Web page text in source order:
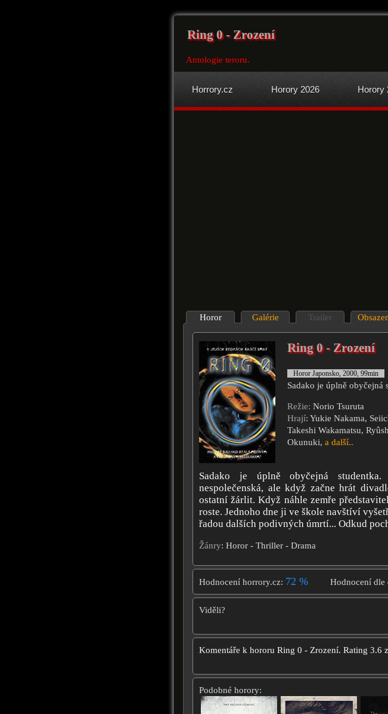
Ring 0 - Zrození
Antologie teroru.
Horrory.cz Horory 2026 Horory
Horor Galérie Trailer
Ring 0 - Zrození
Horor Japonsko, 2000, 99min
Sadako je úplně obyčejná
Režie: Norio Tsuruta
Hrají: Yukie Nakama,
Takeshi Wakamatsu,
Okunuki, a další..
Sadako je úplně obyčejná
nespolečenská, ale když začne hrát
ostatní žárlit. Když náhle zemře
roste. Jednoho dne ji ve škole navštíví
řadou dalších podivných úmrtí... Odkud
Žánry: Horor - Thriller - Drama
Hodnocení horrory.cz: 72 % Hodnocení dle
Viděli?
Komentáře k hororu Ring 0 - Zrození. Rating 3.6 z
Podobné horory: